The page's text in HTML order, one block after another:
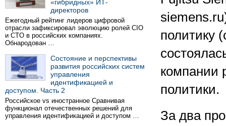
«гибридных» ИТ-
директоров
Ежегодный рейтинг лидеров цифровой
отрасли зафиксировал эволюцию ролей CIO
и CTO в российских компаниях.
Обнародован …
Состояние и перспективы
развития российских систем
управления
идентификацией и
доступом. Часть 2
Российское vs иностранное Сравнивая
функционал отечественных решений для
управления идентификацией и доступом …
политику
компании
политики.
За два